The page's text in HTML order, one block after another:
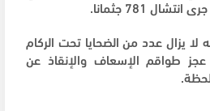
لا يزال عدد من الضحايا تحت الركام
طواقم الإسعاف والإنقاذ عن